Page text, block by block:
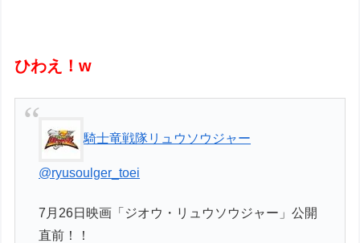
ひわえ！w
騎士竜戦隊リュウソウジャー
@ryusoulger_toei
7月26日映画「ジオウ・リュウソウジャー」公開
直前！！